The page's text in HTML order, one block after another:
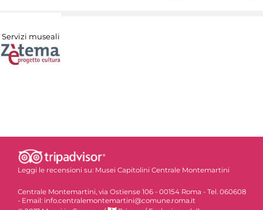
Servizi museali
Leggi le recensioni su: Musei Capitolini Centrale Montemartini
Centrale Montemartini, via Ostiense 106 - 00154 Roma - Tel. 060608
- Email: info.centralemontemartini@comune.roma.it